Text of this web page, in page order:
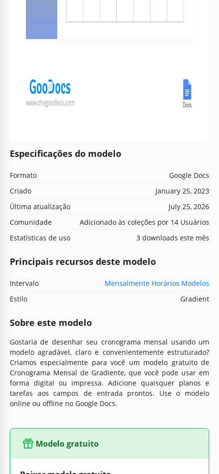
Especificações do modelo
Formato
Google Docs
Criado
January 25, 2023
Última atualização
July 25, 2026
Comunidade
Adicionado às coleções por 14 Usuários
Estatísticas de uso
3 downloads este mês
Principais recursos deste modelo
Intervalo
Mensalmente Horários Modelos
Estilo
Gradient
Sobre este modelo
Gostaria de desenhar seu cronograma mensal usando um
modelo agradável, claro e convenientemente estruturado?
Criamos especialmente para você um modelo gratuito de
Cronograma Mensal de Gradiente, que você pode usar em
forma digital ou impressa. Adicione quaisquer planos e
tarefas aos campos de entrada prontos. Use o modelo
online ou offline no Google Docs.
Modelo gratuito